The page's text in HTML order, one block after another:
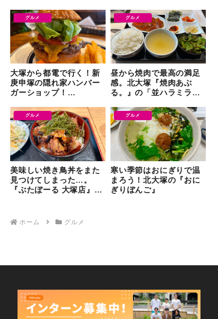
プン
グルメ
大塚から都電で行く！新
庚申塚の隠れ家ハンバー
ガーショップ！
肉厚ハンバーガーを楽し
んできた
グルメ
昼から焼肉で最高の満足
感。北大塚『焼肉あぶ
る。』の「並ハラミラン
グルメ
美味しい焼き鳥丼をまた
見つけてしまった…。
『ぶたぼーる 大塚店』で
グルメ
寒い季節はおにぎりで温
まろう！北大塚の『おに
ぎりぼんご』
ホーム グルメ